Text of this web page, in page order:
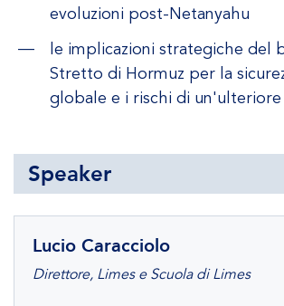
evoluzioni post-Netanyahu
le implicazioni strategiche del
Stretto di Hormuz per la
globale e i rischi di un'ulteriore
Speaker
Lucio Caracciolo
Direttore, Limes e Scuola di Limes